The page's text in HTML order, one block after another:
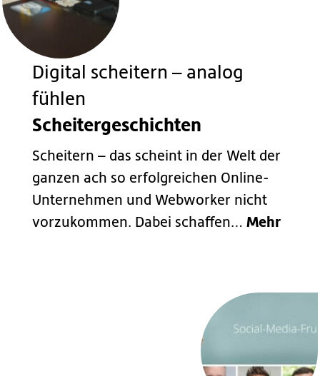
Digital scheitern – analog
fühlen
Scheitergeschichten
Scheitern – das scheint in der Welt der
ganzen ach so erfolgreichen Online-
Unternehmen und Webworker nicht
vorzukommen. Dabei schaffen… Mehr